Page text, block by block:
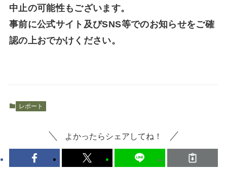
中止の可能性もございます。
事前に公式サイト及びSNS等でのお知らせをご確
認の上おでかけください。
レポート
よかったらシェアしてね！